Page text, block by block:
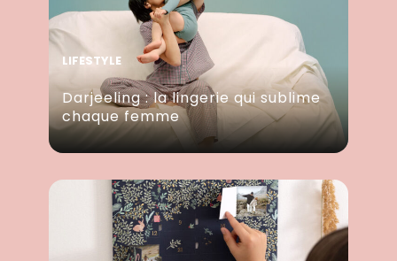
LIFESTYLE
Darjeeling : la lingerie qui sublime
chaque femme